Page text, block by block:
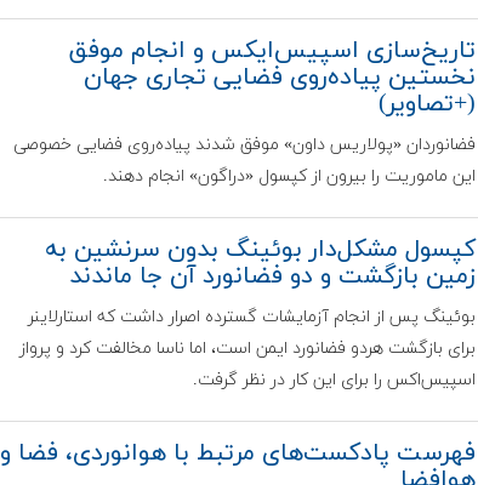
تاریخ‌سازی اسپیس‌ایکس و انجام موفق
نخستین پیاده‌روی فضایی تجاری جهان
(+تصاویر)
فضانوردان «پولاریس داون» موفق شدند پیاده‌روی فضایی خصوصی
این ماموریت را بیرون از کپسول «دراگون» انجام دهند.
کپسول مشکل‌دار بوئینگ بدون سرنشین به
زمین بازگشت و دو فضانورد آن جا ماندند
بوئینگ پس از انجام آزمایشات گسترده اصرار داشت که استارلاینر
برای بازگشت هردو فضانورد ایمن است، اما ناسا مخالفت کرد و پرواز
اسپیس‌اکس را برای این کار در نظر گرفت.
فهرست پادکست‌های مرتبط با هوانوردی، فضا و